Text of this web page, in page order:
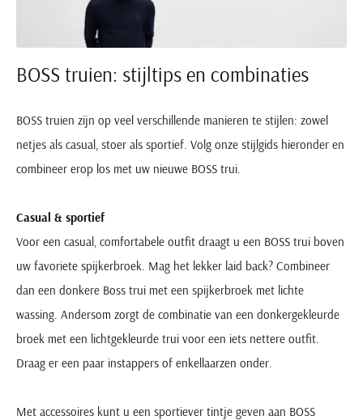
BOSS truien: stijltips en combinaties
BOSS truien zijn op veel verschillende manieren te stijlen: zowel
netjes als casual, stoer als sportief. Volg onze stijlgids hieronder en
combineer erop los met uw nieuwe BOSS trui.
Casual & sportief
Voor een casual, comfortabele outfit draagt u een BOSS trui boven
uw favoriete spijkerbroek. Mag het lekker laid back? Combineer
dan een donkere Boss trui met een spijkerbroek met lichte
wassing. Andersom zorgt de combinatie van een donkergekleurde
broek met een lichtgekleurde trui voor een iets nettere outfit.
Draag er een paar instappers of enkellaarzen onder.
Met accessoires kunt u een sportiever tintje geven aan BOSS